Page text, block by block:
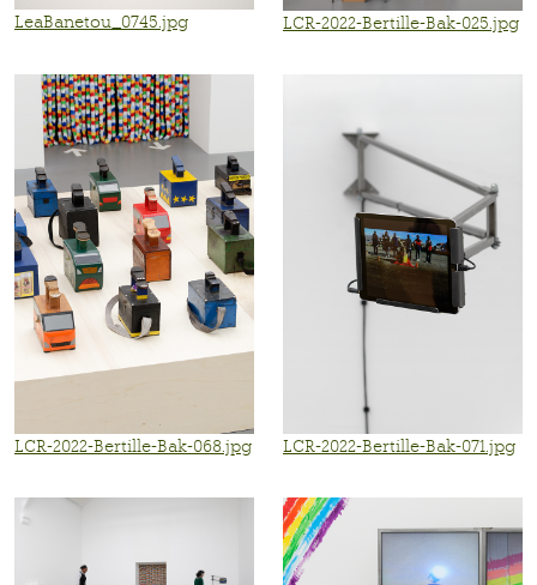
LeaBanetou_0745.jpg LCR-2022-Bertille-Bak-025.jpg
LCR-2022-Bertille-Bak-068.jpg LCR-2022-Bertille-Bak-071.jpg